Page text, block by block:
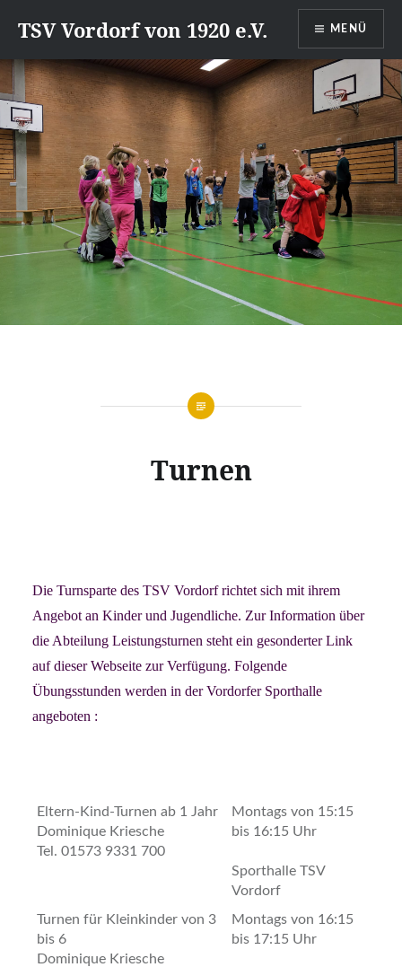
zumTSV Vordorf von 1920 e.V. MENÜ
Turnen
Die Turnsparte des TSV Vordorf richtet sich mit ihrem
Angebot an Kinder und Jugendliche. Zur Information über
die Abteilung Leistungsturnen steht ein gesonderter Link
auf dieser Webseite zur Verfügung. Folgende
Übungsstunden werden in der Vordorfer Sporthalle
angeboten :
Eltern-Kind-Turnen ab 1 Jahr
Dominique Kriesche
Tel. 01573 9331 700
Montags von 15:15
bis 16:15 Uhr
Sporthalle TSV
Vordorf
Turnen für Kleinkinder von 3
bis 6
Dominique Kriesche
Montags von 16:15
bis 17:15 Uhr